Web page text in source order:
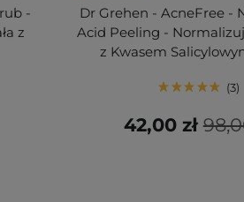
-
z
Dr Grehen - AcneFree -
Acid Peeling -
z Kwasem
3
42,00 zł